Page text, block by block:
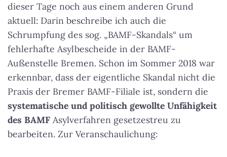
dieser Tage noch aus einem anderen Grund
aktuell: Darin beschreibe ich auch die
Schrumpfung des sog. „BAMF-Skandals“ um
fehlerhafte Asylbescheide in der BAMF-
Außenstelle Bremen. Schon im Sommer 2018 war
erkennbar, dass der eigentliche Skandal nicht die
Praxis der Bremer BAMF-Filiale ist, sondern die
systematische und politisch gewollte Unfähigkeit
des BAMF Asylverfahren gesetzestreu zu
bearbeiten. Zur Veranschaulichung: